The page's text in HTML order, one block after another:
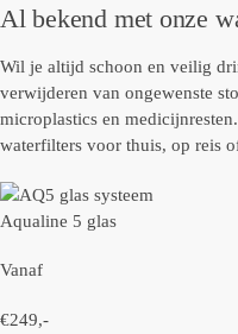
Al bekend met onze
Wil je altijd schoon en veilig
verwijderen van ongewenste
microplastics en
waterfilters voor thuis, op reis
Aqualine 5 glas
Vanaf
€249,-